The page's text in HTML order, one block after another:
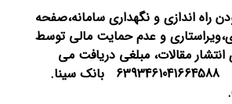
راه اندازی و نگهداری سامانه،صفحه
و عدم حمایت مالی توسط
مقالات، مبلغی دریافت می
شماره کارت 6393461041664588 بانک سینا.